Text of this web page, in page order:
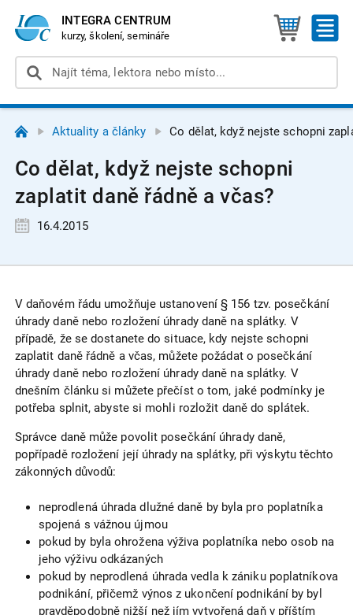
INTEGRA CENTRUM
kurzy, školení, semináře
Aktuality a články Co dělat, když nejste schopni
Co dělat, když nejste schopni
zaplatit daně řádně a včas?
16.4.2015
V daňovém řádu umožňuje ustanovení § 156 tzv. posečkání
úhrady daně nebo rozložení úhrady daně na splátky. V
případě, že se dostanete do situace, kdy nejste schopni
zaplatit daně řádně a včas, můžete požádat o posečkání
úhrady daně nebo rozložení úhrady daně na splátky. V
dnešním článku si můžete přečíst o tom, jaké podmínky je
potřeba splnit, abyste si mohli rozložit daně do splátek.
Správce daně může povolit posečkání úhrady daně,
popřípadě rozložení její úhrady na splátky, při výskytu těchto
zákonných důvodů:
neprodlená úhrada dlužné daně by byla pro poplatníka
spojená s vážnou újmou
pokud by byla ohrožena výživa poplatníka nebo osob na
jeho výživu odkázaných
pokud by neprodlená úhrada vedla k zániku poplatníkova
podnikání, přičemž výnos z ukončení podnikání by byl
pravděpodobně nižší než jím vytvořená daň v příštím